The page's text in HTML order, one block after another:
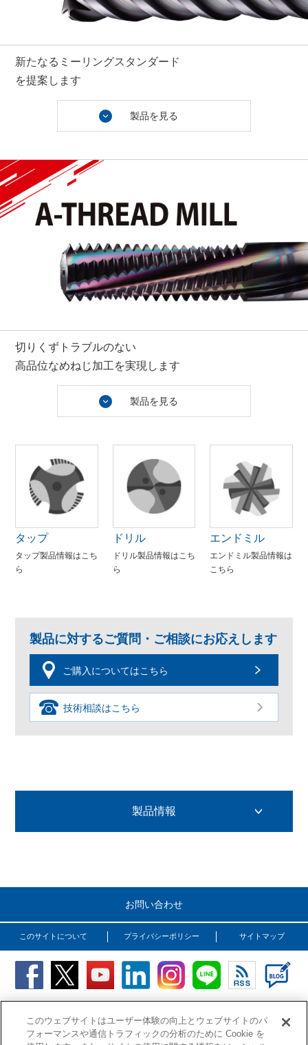
新たなるミーリングスタンダード
を提案します
製品を見る
切りくずトラブルのない
高品位なめねじ加工を実現します
製品を見る
タップ
タップ製品情報はこち
ら
ドリル
ドリル製品情報はこち
ら
エンドミル
エンドミル製品情報は
こちら
製品に対するご質問・ご相談にお応えします
ご購入についてはこちら
技術相談はこちら
製品情報
お問い合わせ
このサイトについて プライバシーポリシー サイトマップ
Copyright (C) OSG Corporation. All rights reserved.
このウェブサイトはユーザー体験の向上とウェブサイトのパ
フォーマンスや通信トラフィックの分析のために Cookie を